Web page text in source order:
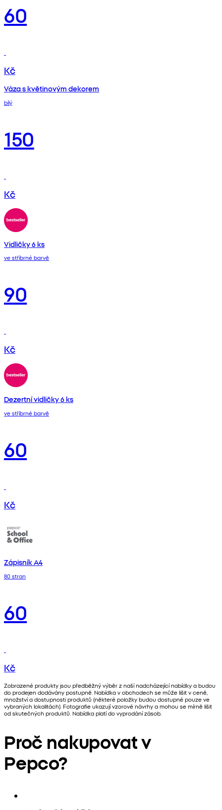
60
Kč
Váza s květinovým dekorem
bílý
150
Kč
Vidličky 6 ks
ve stříbrné barvě
90
Kč
Dezertní vidličky 6 ks
ve stříbrné barvě
60
Kč
Zápisník A4
80 stran
60
Kč
Zobrazené produkty jsou předběžný výběr z naší nadcházející nabídky a budou
do prodejen dodávány postupně. Nabídka v obchodech se může lišit v ceně,
množství a dostupnosti produktů (některé položky budou dostupné pouze ve
vybraných lokalitách). Fotografie ukazují vzorové návrhy a mohou se mírně lišit
od skutečných produktů. Nabídka platí do vyprodání zásob.
Proč nakupovat v
Pepco?